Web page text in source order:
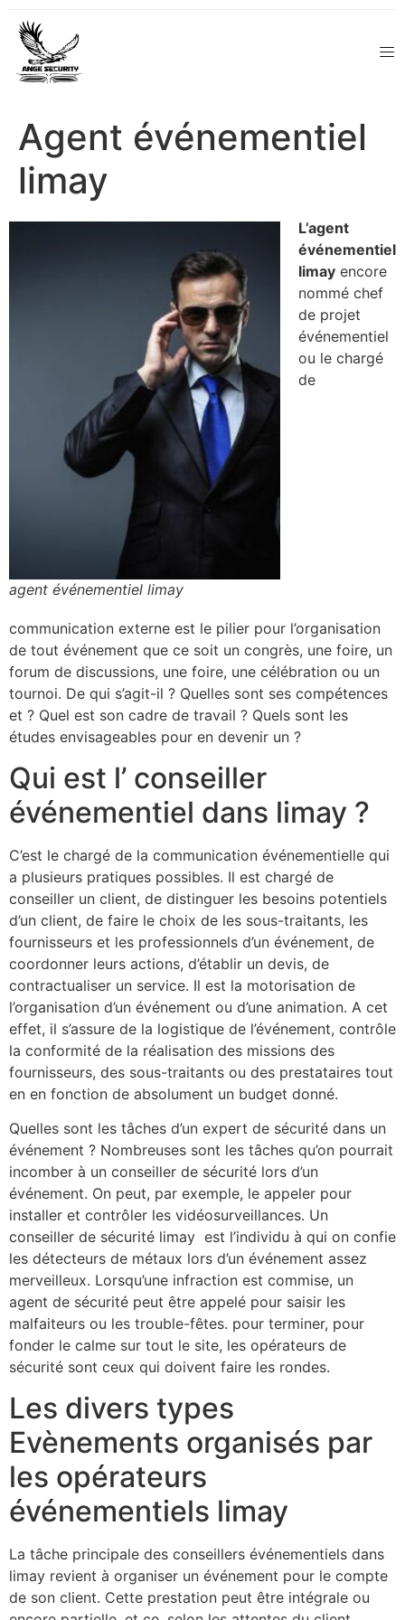
Agent événementiel
limay
agent événementiel limay
L’agent
événementiel
limay encore
nommé chef
de projet
événementiel
ou le chargé
de
communication externe est le pilier pour l’organisation
de tout événement que ce soit un congrès, une foire, un
forum de discussions, une foire, une célébration ou un
tournoi. De qui s’agit-il ? Quelles sont ses compétences
et ? Quel est son cadre de travail ? Quels sont les
études envisageables pour en devenir un ?
Qui est l’ conseiller
événementiel dans limay ?
C’est le chargé de la communication événementielle qui
a plusieurs pratiques possibles. Il est chargé de
conseiller un client, de distinguer les besoins potentiels
d’un client, de faire le choix de les sous-traitants, les
fournisseurs et les professionnels d’un événement, de
coordonner leurs actions, d’établir un devis, de
contractualiser un service. Il est la motorisation de
l’organisation d’un événement ou d’une animation. A cet
effet, il s’assure de la logistique de l’événement, contrôle
la conformité de la réalisation des missions des
fournisseurs, des sous-traitants ou des prestataires tout
en en fonction de absolument un budget donné.
Quelles sont les tâches d’un expert de sécurité dans un
événement ? Nombreuses sont les tâches qu’on pourrait
incomber à un conseiller de sécurité lors d’un
événement. On peut, par exemple, le appeler pour
installer et contrôler les vidéosurveillances. Un
conseiller de sécurité limay est l’individu à qui on confie
les détecteurs de métaux lors d’un événement assez
merveilleux. Lorsqu’une infraction est commise, un
agent de sécurité peut être appelé pour saisir les
malfaiteurs ou les trouble-fêtes. pour terminer, pour
fonder le calme sur tout le site, les opérateurs de
sécurité sont ceux qui doivent faire les rondes.
Les divers types
Evènements organisés par
les opérateurs
événementiels limay
La tâche principale des conseillers événementiels dans
limay revient à organiser un événement pour le compte
de son client. Cette prestation peut être intégrale ou